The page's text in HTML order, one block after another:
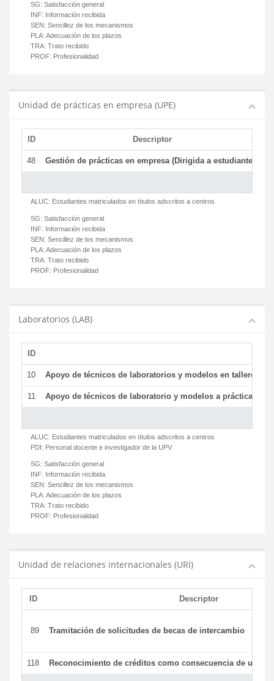
SG: Satisfacción general
INF: Información recibida
SEN: Sencillez de los mecanismos
PLA: Adecuación de los plazos
TRA: Trato recibido
PROF: Profesionalidad
Unidad de prácticas en empresa (UPE)
ID Descriptor
48 Gestión de prácticas en empresa (Dirigida a estudiantes)
ALUC: Estudiantes matriculados en títulos adscritos a centros
SG: Satisfacción general
INF: Información recibida
SEN: Sencillez de los mecanismos
PLA: Adecuación de los plazos
TRA: Trato recibido
PROF: Profesionalidad
Laboratorios (LAB)
ID
10 Apoyo de técnicos de laboratorios y modelos en talleres/
11 Apoyo de técnicos de laboratorio y modelos a prácticas y
ALUC: Estudiantes matriculados en títulos adscritos a centros
PDI: Personal docente e investigador de la UPV
SG: Satisfacción general
INF: Información recibida
SEN: Sencillez de los mecanismos
PLA: Adecuación de los plazos
TRA: Trato recibido
PROF: Profesionalidad
Unidad de relaciones internacionales (URI)
ID Descriptor
89 Tramitación de solicitudes de becas de intercambio
118 Reconocimiento de créditos como consecuencia de un